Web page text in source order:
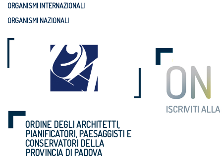
ORGANISMI INTERNAZIONALI
ORGANISMI NAZIONALI
ORDINE DEGLI ARCHITETTI,
PIANIFICATORI, PAESAGGISTI E
CONSERVATORI DELLA
PROVINCIA DI PADOVA